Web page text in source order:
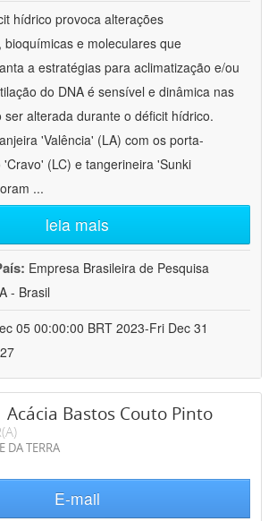
hídrico provoca alterações
bioquímicas e moleculares que
a estratégias para aclimatização e/ou
do DNA é sensível e dinâmica nas
ser alterada durante o déficit hídrico.
'Valência' (LA) com os porta-
(LC) e tangerineira 'Sunki
...
leia mais
Empresa Brasileira de Pesquisa
- Brasil
05 00:00:00 BRT 2023-Fri Dec 31
Acácia Bastos Couto Pinto
DA TERRA
E-mail